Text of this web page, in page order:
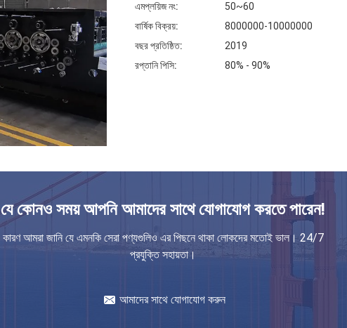
এমপ্লয়িজ নং:
50~60
বার্ষিক বিক্রয়:
8000000-10000000
বছর প্রতিষ্ঠিত:
2019
রপ্তানি পিসি:
80% - 90%
যে কোনও সময় আপনি আমাদের সাথে যোগাযোগ করতে পারেন!
কারণ আমরা জানি যে এমনকি সেরা পণ্যগুলিও এর পিছনে থাকা লোকদের মতোই ভাল। 24/7
প্রযুক্তি সহায়তা।
আমাদের সাথে যোগাযোগ করুন